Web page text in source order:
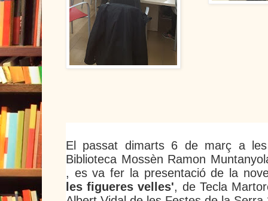
El passat dimarts 6 de març a
Biblioteca Mossèn Ramon
, es va fer la presentació de la
les figueres velles', de Tecla